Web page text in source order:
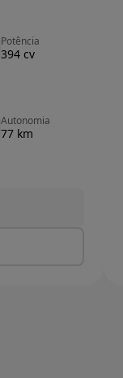
Potência
394 cv
Autonomia
77 km